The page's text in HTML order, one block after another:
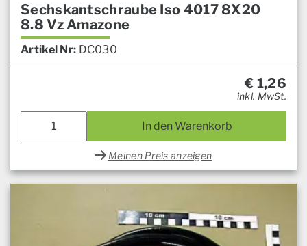
Sechskantschraube Iso 4017 8X20
8.8 Vz Amazone
Artikel Nr: DC030
€ 1,26
inkl. MwSt.
In den Warenkorb
Meinen Preis anzeigen